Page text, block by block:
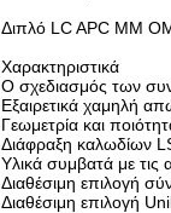
Διπλό LC APC MM
Χαρακτηριστικά
Ο σχεδιασμός των
Εξαιρετικά χαμηλή
Γεωμετρία και
Διάφραξη καλωδίων
Υλικά συμβατά με τις
Διαθέσιμη επιλογή
Διαθέσιμη επιλογή